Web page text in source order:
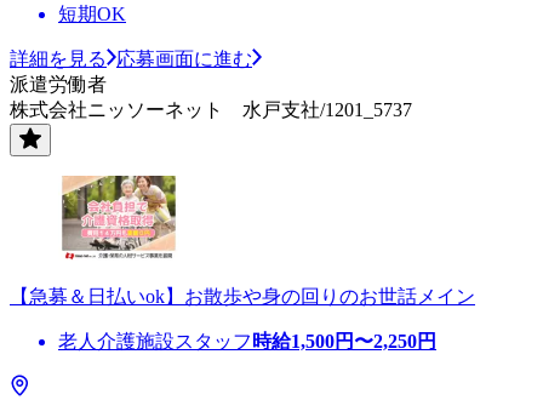
短期OK
詳細を見る
応募画面に進む
派遣労働者
株式会社ニッソーネット 水戸支社/1201_5737
【急募＆日払いok】お散歩や身の回りのお世話メイン
老人介護施設スタッフ 時給1,500円〜2,250円